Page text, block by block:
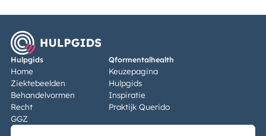
Hulpgids
Home
Ziektebeelden
Behandelvormen
Recht
GGZ
Qformentalhealth
Keuzepagina
Hulpgids
Inspiratie
Praktijk Querido